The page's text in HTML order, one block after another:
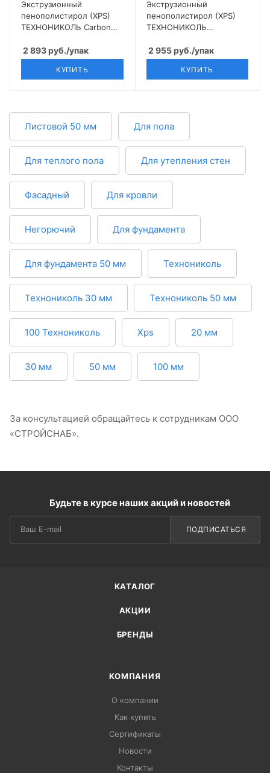
Экструзионный
пенополистирол (XPS)
ТЕХНОНИКОЛЬ Carbon
2 893руб./упак
КУПИТЬ
Экструзионный
пенополистирол (XPS)
ТЕХНОНИКОЛЬ
мм, 20 шт
2 955руб./упак
КУПИТЬ
Листовой 50 мм Для пола
Для теплого пола Для утепления стен
Фасадный Для кровли
Негорючий Для фундамента
Для фундамента 50 мм Технониколь
Технониколь 30 мм Технониколь 50 мм
100 Технониколь Xps 20 мм
30 мм 50 мм 100 мм
За консультацией обращайтесь к сотрудникам ООО
«СТРОЙСНАБ».
Будьте в курсе наших акций и новостей
ПОДПИСАТЬСЯ
КАТАЛОГ
АКЦИИ
БРЕНДЫ
КОМПАНИЯ
О компании
Как купить
Сертификаты
Новости
Контакты